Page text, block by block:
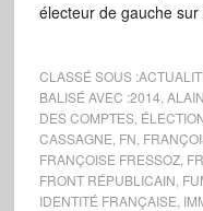
électeur de gauche
CLASSÉ SOUS :
BALISÉ AVEC :2014
DES COMPTES,
CASSAGNE FN
FRANÇOISE FRESSOZ,
FRONT RÉPUBLICAIN
IDENTITÉ FRANÇAISE